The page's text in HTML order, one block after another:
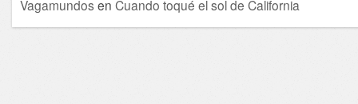
Vagamundos en Cuando toqué el sol de California